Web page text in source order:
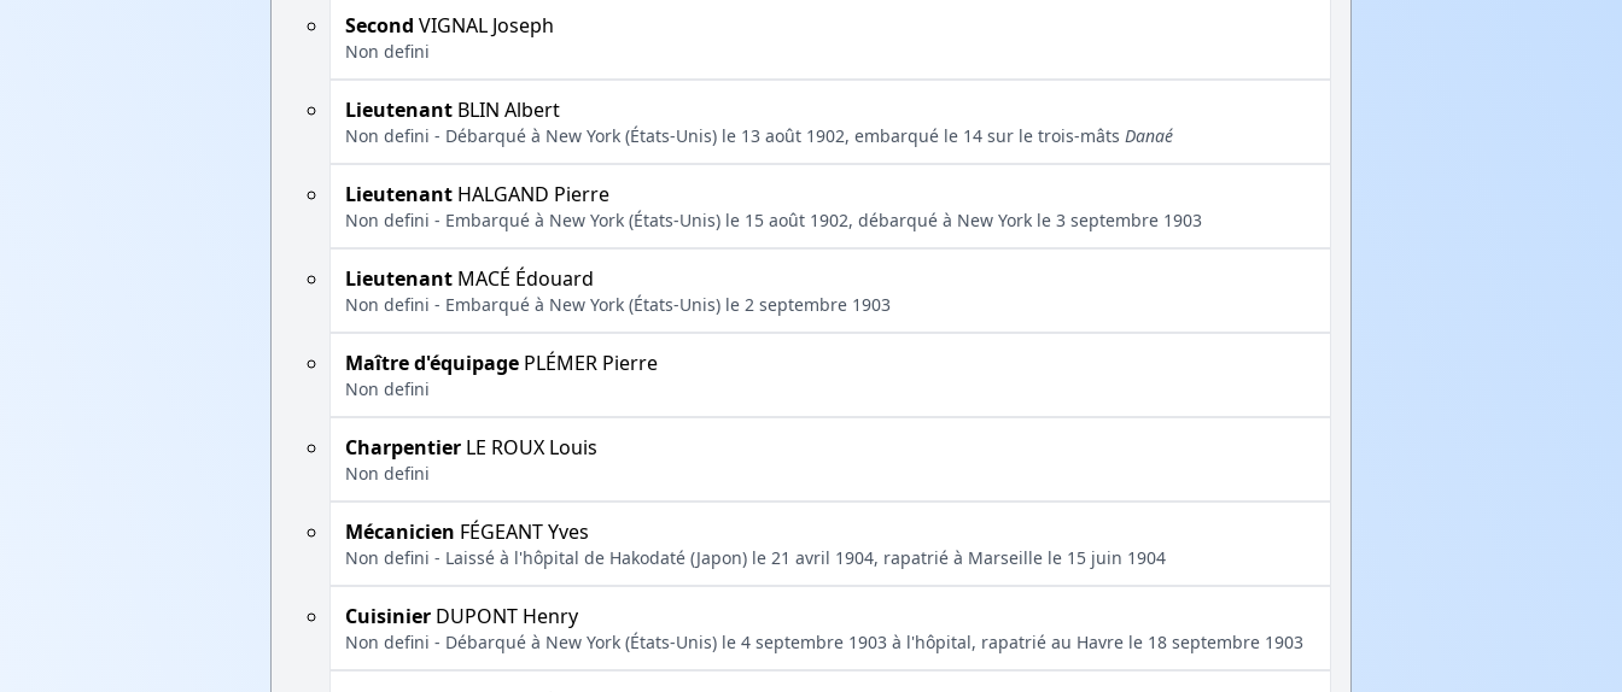
Second VIGNAL Joseph
Non defini
Lieutenant BLIN Albert
Non defini - Débarqué à New York (États-Unis) le 13 août 1902, embarqué le 14 sur le trois-mâts Danaé
Lieutenant HALGAND Pierre
Non defini - Embarqué à New York (États-Unis) le 15 août 1902, débarqué à New York le 3 septembre 1903
Lieutenant MACÉ Édouard
Non defini - Embarqué à New York (États-Unis) le 2 septembre 1903
Maître d'équipage PLÉMER Pierre
Non defini
Charpentier LE ROUX Louis
Non defini
Mécanicien FÉGEANT Yves
Non defini - Laissé à l'hôpital de Hakodaté (Japon) le 21 avril 1904, rapatrié à Marseille le 15 juin 1904
Cuisinier DUPONT Henry
Non defini - Débarqué à New York (États-Unis) le 4 septembre 1903 à l'hôpital, rapatrié au Havre le 18 septembre 1903